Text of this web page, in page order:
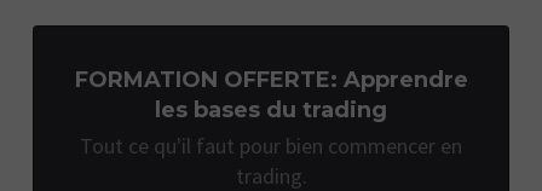
FORMATION OFFERTE: Apprendre
les bases du trading
Tout ce qu'il faut pour bien commencer en
trading.